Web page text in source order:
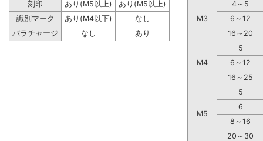
刻印 あり(M5以上)
あり(M5以上)
識別マーク
あり(M4以下)
なし
バラチャージ
なし あり
M3
4～5
6～12
16～20
M4
5
6～12
16～25
M5
5
6
8～16
20～30